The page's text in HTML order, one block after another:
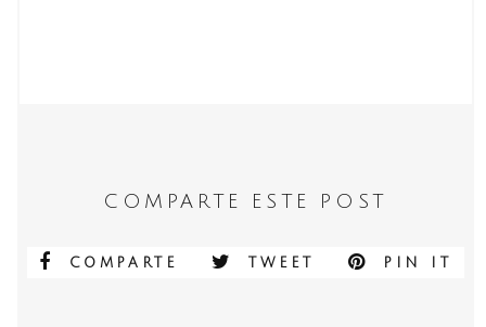
COMPARTE ESTE POST
COMPARTE TWEET PIN IT